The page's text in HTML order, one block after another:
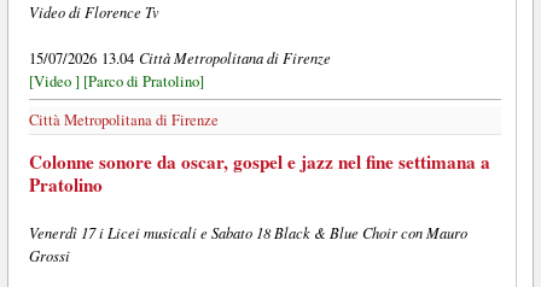
Video di Florence Tv
15/07/2026 13.04 Città Metropolitana di Firenze
[Video ] [Parco di Pratolino]
Città Metropolitana di Firenze
Colonne sonore da oscar, gospel e jazz nel fine settimana a
Pratolino
Venerdì 17 i Licei musicali e Sabato 18 Black & Blue Choir con Mauro
Grossi